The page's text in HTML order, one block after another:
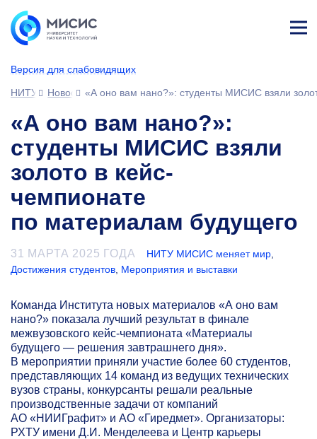
Версия для слабовидящих
ине
НИТУ МИСИС
Новости«А оно вам нано?»: студенты МИСИС взяли
«А оно вам нано?»:
студенты МИСИС взяли
золото в кейс-
чемпионате
по материалам будущего
31 МАРТА 2025 ГОДА НИТУ МИСИС меняет мир
Достижения студентов Мероприятия и выставки
Команда Института новых материалов «А оно вам
нано?» показала лучший результат в финале
межвузовского кейс-чемпионата «Материалы
будущего — решения завтрашнего дня».
В мероприятии приняли участие более 60 студентов,
представляющих 14 команд из ведущих технических
вузов страны, конкурсанты решали реальные
производственные задачи от компаний
АО «НИИГрафит» и АО «Гиредмет». Организаторы:
РХТУ имени Д.И. Менделеева и Центр карьеры